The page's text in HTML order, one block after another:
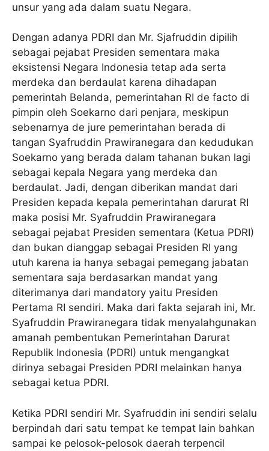
unsur yang ada dalam suatu Negara.
Dengan adanya PDRI dan Mr. Sjafruddin dipilih
sebagai pejabat Presiden sementara maka
eksistensi Negara Indonesia tetap ada serta
merdeka dan berdaulat karena dihadapan
pemerintah Belanda, pemerintahan RI de facto di
pimpin oleh Soekarno dari penjara, meskipun
sebenarnya de jure pemerintahan berada di
tangan Syafruddin Prawiranegara dan kedudukan
Soekarno yang berada dalam tahanan bukan lagi
sebagai kepala Negara yang merdeka dan
berdaulat. Jadi, dengan diberikan mandat dari
Presiden kepada kepala pemerintahan darurat RI
maka posisi Mr. Syafruddin Prawiranegara
sebagai pejabat Presiden sementara (Ketua PDRI)
dan bukan dianggap sebagai Presiden RI yang
utuh karena ia hanya sebagai pemegang jabatan
sementara saja berdasarkan mandat yang
diterimanya dari mandatory yaitu Presiden
Pertama RI sendiri. Maka dari fakta sejarah ini, Mr.
Syafruddin Prawiranegara tidak menyalahgunakan
amanah pembentukan Pemerintahan Darurat
Republik Indonesia (PDRI) untuk mengangkat
dirinya sebagai Presiden PDRI melainkan hanya
sebagai ketua PDRI.
Ketika PDRI sendiri Mr. Syafruddin ini sendiri selalu
berpindah dari satu tempat ke tempat lain bahkan
sampai ke pelosok-pelosok daerah terpencil